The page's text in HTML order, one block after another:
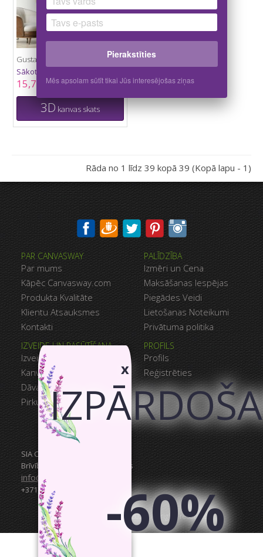
Gustavs Klimts - Mūzika
Sākot no
15,70 €
3D kanvas skats
Rāda no 1 līdz 39 kopā 39 (Kopā lapu - 1)
PAR CANVASWAY
Par mums
Kāpēc Canvasway.com
Produkta Kvalitāte
Klientu Atsauksmes
Kontakti
IZVEIDE UN PASŪTĪŠANA
Izveido Savu Kanvu
Kanvu Galerija
Dāvanu Kartes
Pirkumu Grozs
PALĪDZĪBA
Izmēri un Cena
Maksāšanas Iespējas
Piegādes Veidi
Lietošanas Noteikumi
Privātuma politika
PROFILS
Profils
Reģistrēties
SIA Canvas WAY
Brīvības gatve 323, Rīga, 3.stāvs
info@canvasway.com
+371 27071150
CanvasWay.com @2014–2026. All rights reserved.
x
-60%
Pierakstīties
Mēs apsolam sūtīt tikai Jūs interesējošas ziņas